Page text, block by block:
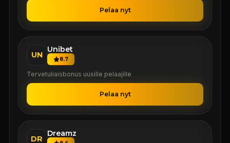
Pelaa nyt
UN
Unibet
8.7
Tervetuliaisbonus uusille pelaajille
Pelaa nyt
DR
Dreamz